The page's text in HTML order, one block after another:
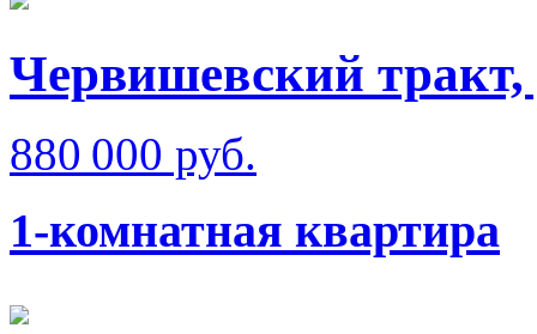
Червишевский тракт,
880 000 руб.
1-комнатная квартира